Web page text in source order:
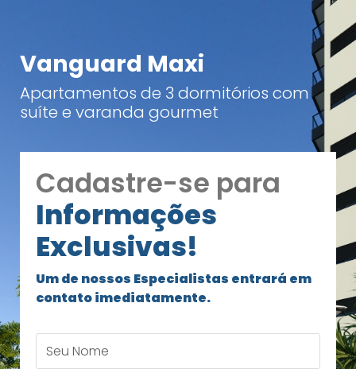
Vanguard Maxi
Apartamentos de 3 dormitórios com
suíte e varanda gourmet
Cadastre-se para
Informações
Exclusivas!
Um de nossos Especialistas entrará em
contato imediatamente.